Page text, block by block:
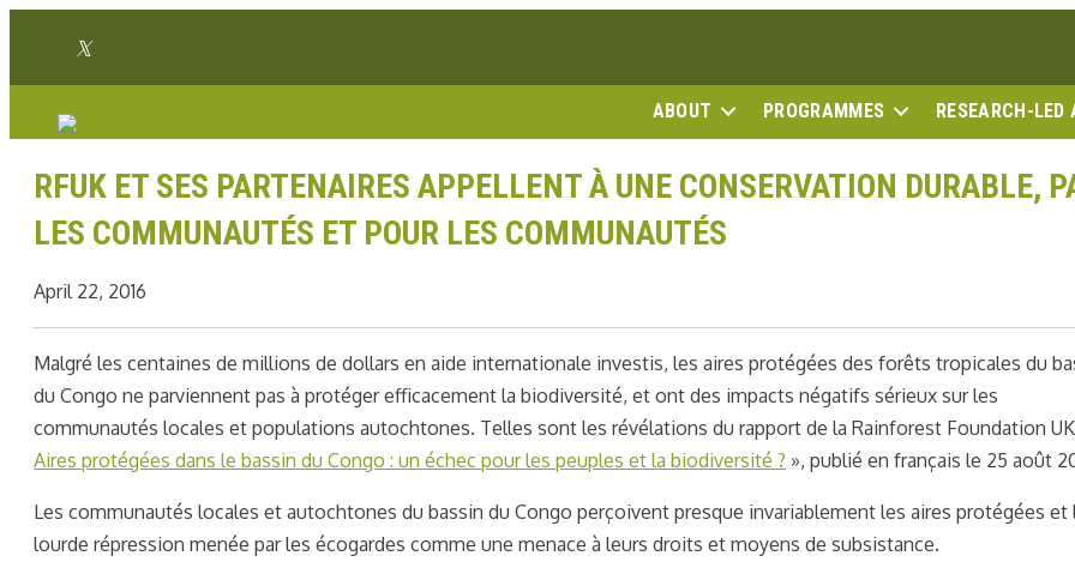
content
Twitter link
ABOUT PROGRAMMES RESEARCH-LED
RFUK ET SES PARTENAIRES APPELLENT À UNE CONSERVATION DURABLE,
LES COMMUNAUTÉS ET POUR LES COMMUNAUTÉS
April 22, 2016
Malgré les centaines de millions de dollars en aide internationale investis, les aires protégées des forêts tropicales du
du Congo ne parviennent pas à protéger efficacement la biodiversité, et ont des impacts négatifs sérieux sur les
communautés locales et populations autochtones. Telles sont les révélations du rapport de la Rainforest Foundation
Aires protégées dans le bassin du Congo : un échec pour les peuples et la biodiversité ? », publié en français le 25 août
Les communautés locales et autochtones du bassin du Congo perçoivent presque invariablement les aires protégées et
lourde répression menée par les écogardes comme une menace à leurs droits et moyens de subsistance.